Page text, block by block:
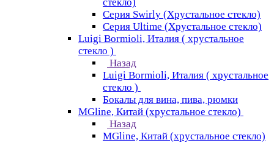
Серия Swirly (Хрустальное стекло)
Серия Ultime (Хрустальное стекло)
Luigi Bormioli, Италия ( хрустальное
стекло )
Назад
Luigi Bormioli, Италия ( хрустальное
стекло )
Бокалы для вина, пива, рюмки
MGline, Китай (хрустальное стекло)
Назад
MGline, Китай (хрустальное стекло)